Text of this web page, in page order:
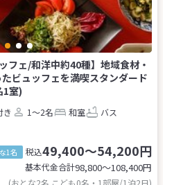
フェ/和洋中約40種】地域食材・
ビュッフェを満喫スタンダード
1室)
き 1～2名 和室
バス
1名 税込49,400～54,200円
基本代金合計98,800〜108,400円
(おとな2名 こども0名・1部屋/1泊2日)